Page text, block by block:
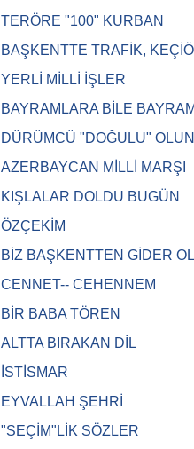
TERÖRE "100" KURBAN
BAŞKENTTE TRAFİK,
YERLİ MİLLİ İŞLER
BAYRAMLARA BİLE
DÜRÜMCÜ "DOĞULU"
AZERBAYCAN MİLLİ MARŞI
KIŞLALAR DOLDU BUGÜN
ÖZÇEKİM
BİZ BAŞKENTTEN GİDER
CENNET-- CEHENNEM
BİR BABA TÖREN
ALTTA BIRAKAN DİL
İSTİSMAR
EYVALLAH ŞEHRİ
"SEÇİM"LİK SÖZLER